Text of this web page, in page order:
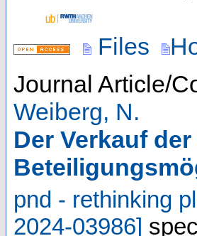
Files
Journal Article/
Weiberg, N.
Der Verkauf
pnd - rethinking
2024-03986]